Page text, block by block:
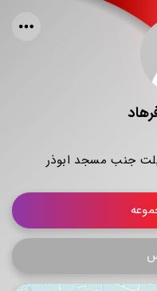
جنب مسجد ابوذر